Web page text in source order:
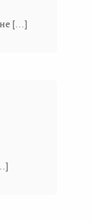
[…]